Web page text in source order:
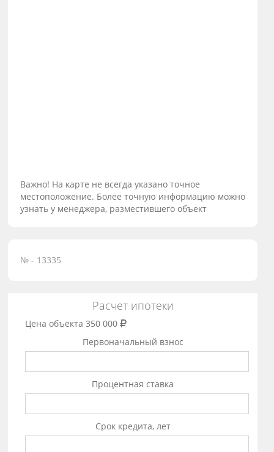
Важно! На карте не всегда указано точное
местоположение. Более точную информацию можно
узнать у менеджера, разместившего объект
№ - 13335
Расчет ипотеки
Цена объекта 350 000
Первоначальный взнос
Процентная ставка
Срок кредита, лет